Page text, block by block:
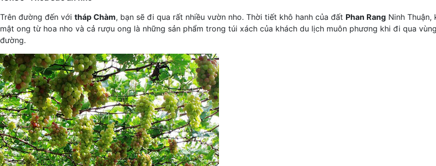
Trên đường đến với tháp Chàm, bạn sẽ đi qua rất nhiều vườn nho. Thời tiết khô hanh của đất Phan Rang Ninh
mật ong từ hoa nho và cả rượu ong là những sản phẩm trong túi xách của khách du lịch muôn phương khi đi qua
đường.